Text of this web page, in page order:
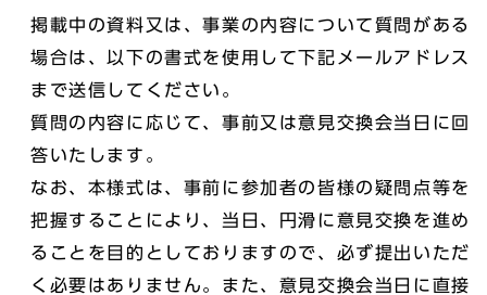
掲載中の資料又は、事業の内容について質問がある
場合は、以下の書式を使用して下記メールアドレス
まで送信してください。
質問の内容に応じて、事前又は意見交換会当日に回
答いたします。
なお、本様式は、事前に参加者の皆様の疑問点等を
把握することにより、当日、円滑に意見交換を進め
ることを目的としておりますので、必ず提出いただ
く必要はありません。また、意見交換会当日に直接